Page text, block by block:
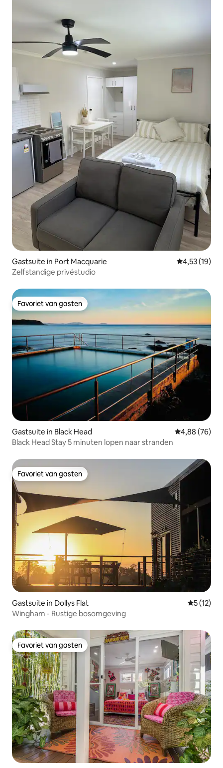
Gastsuite in Port Macquarie Gemiddelde
4,53 (19)
Zelfstandige privéstudio
Favoriet van gasten
Favoriet van gasten
Gastsuite in Black Head Gemiddelde
4,88 (76)
Black Head Stay 5 minuten lopen naar stranden
Favoriet van gasten
Favoriet van gasten
Gastsuite in Dollys Flat
5 (12)
Wingham - Rustige bosomgeving
Favoriet van gasten
Favoriet van gasten